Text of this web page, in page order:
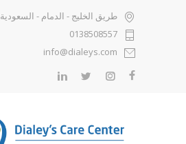
طريق الخليج - الدمام - السعودية
0138508557
info@dialeys.com